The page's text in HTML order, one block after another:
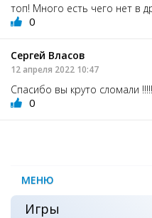
топ! Много есть чего нет в
0
Сергей Власов
12 апреля 2022 10:47
Спасибо вы круто сломали !!!!!
0
МЕНЮ
Игры